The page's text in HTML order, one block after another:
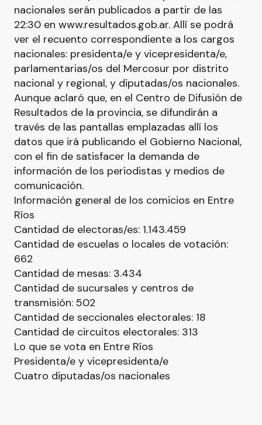
nacionales serán publicados a partir de las
22:30 en www.resultados.gob.ar. Allí se podrá
ver el recuento correspondiente a los cargos
nacionales: presidenta/e y vicepresidenta/e,
parlamentarias/os del Mercosur por distrito
nacional y regional, y diputadas/os nacionales.
Aunque aclaró que, en el Centro de Difusión de
Resultados de la provincia, se difundirán a
través de las pantallas emplazadas allí los
datos que irá publicando el Gobierno Nacional,
con el fin de satisfacer la demanda de
información de los periodistas y medios de
comunicación.
Información general de los comicios en Entre
Ríos
Cantidad de electoras/es: 1.143.459
Cantidad de escuelas o locales de votación:
662
Cantidad de mesas: 3.434
Cantidad de sucursales y centros de
transmisión: 502
Cantidad de seccionales electorales: 18
Cantidad de circuitos electorales: 313
Lo que se vota en Entre Ríos
Presidenta/e y vicepresidenta/e
Cuatro diputadas/os nacionales